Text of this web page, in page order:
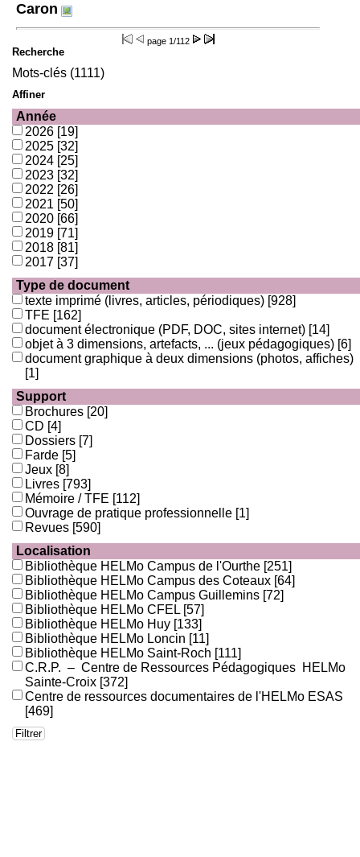
Caron
page 1/112
Recherche
Mots-clés (1111)
Affiner
Année
2026 [19]
2025 [32]
2024 [25]
2023 [32]
2022 [26]
2021 [50]
2020 [66]
2019 [71]
2018 [81]
2017 [37]
Type de document
texte imprimé (livres, articles, périodiques) [928]
TFE [162]
document électronique (PDF, DOC, sites internet) [14]
objet à 3 dimensions, artefacts, ... (jeux pédagogiques) [6]
document graphique à deux dimensions (photos, affiches)
[1]
Support
Brochures [20]
CD [4]
Dossiers [7]
Farde [5]
Jeux [8]
Livres [793]
Mémoire / TFE [112]
Ouvrage de pratique professionnelle [1]
Revues [590]
Localisation
Bibliothèque HELMo Campus de l'Ourthe [251]
Bibliothèque HELMo Campus des Coteaux [64]
Bibliothèque HELMo Campus Guillemins [72]
Bibliothèque HELMo CFEL [57]
Bibliothèque HELMo Huy [133]
Bibliothèque HELMo Loncin [11]
Bibliothèque HELMo Saint-Roch [111]
C.R.P. – Centre de Ressources Pédagogiques HELMo
Sainte-Croix [372]
Centre de ressources documentaires de l'HELMo ESAS
[469]